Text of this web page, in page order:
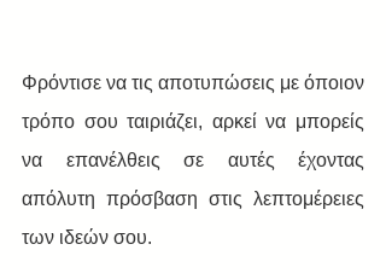
Φρόντισε να τις αποτυπώσεις με όποιον
τρόπο σου ταιριάζει, αρκεί να μπορείς
να επανέλθεις σε αυτές έχοντας
απόλυτη πρόσβαση στις λεπτομέρειες
των ιδεών σου.